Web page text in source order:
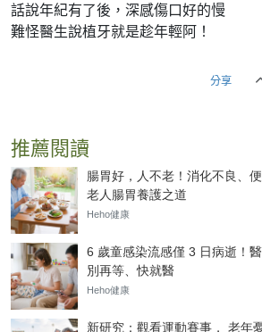
話說年紀有了後，深感傷口好的慢
難怪醫生說植牙就是趁年輕阿！
分享
推薦閱讀